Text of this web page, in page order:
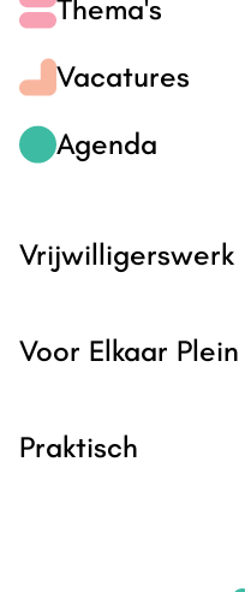
Thema's
Vacatures
Agenda
Vrijwilligerswerk
Voor Elkaar Plein
Praktisch